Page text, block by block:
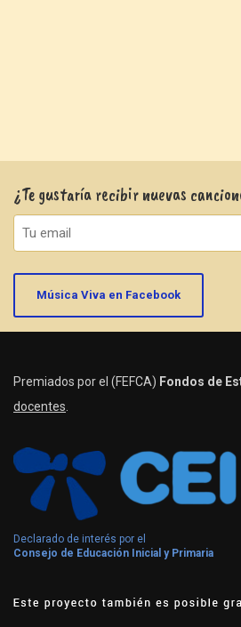
¿Te gustaría recibir nuevas
Música Viva en Facebook
Premiados por el (FEFCA) Fondos de
docentes
Declarado de interés por el
Consejo de Educación Inicial y Primaria